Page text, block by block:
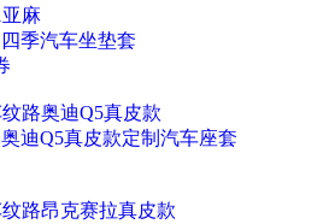
亚麻
季汽车坐垫套
路奥迪Q5真皮款
迪Q5真皮款定制汽车座套
路昂克赛拉真皮款